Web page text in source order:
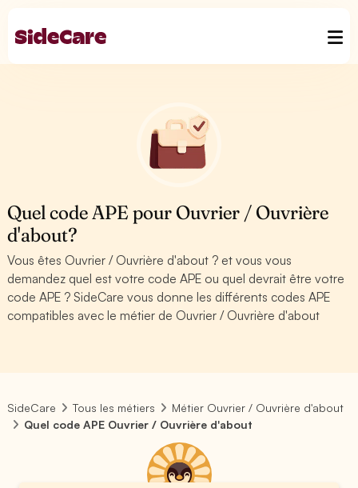
Quel code APE pour Ouvrier / Ouvrière
d'about?
Vous êtes Ouvrier / Ouvrière d'about ? et vous vous
demandez quel est votre code APE ou quel devrait être votre
code APE ? SideCare vous donne les différents codes APE
compatibles avec le métier de Ouvrier / Ouvrière d'about
SideCare Tous les métiers
Métier Ouvrier / Ouvrière d'about
Quel code APE Ouvrier / Ouvrière d'about